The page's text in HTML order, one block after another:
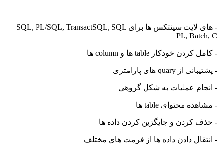
- های لایت سینتکس ها برای SQL, PL/SQL, TransactSQL, SQL
PL, Batch, C
- کامل کردن خودکار table ها و column ها
- پشتیبانی از quary های پارامتری
- انجام عملیات به شکل گروهی
- مشاهده محتوای table ها
- حذف کردن و جایگزین کردن داده ها
- انتقال دادن داده ها از فرمت های مختلف